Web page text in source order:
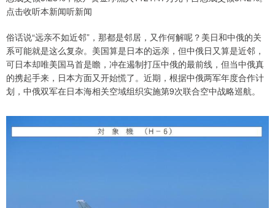
点击收听本新闻听新闻
俗话说“远亲不如近邻”，那都是邻居，又作何解呢？美日和中俄的关
系可能就是这么复杂。美国算是日本的远亲，但中俄日又算是近邻，
可日本却唯美国马首是瞻，冲在遏制打压中俄的最前线，但当中俄真
的携起手来，日本方面又开始慌了。近期，根据中俄两军年度合作计
划，中俄双军在日本海相关空域组织实施第9次联合空中战略巡航。